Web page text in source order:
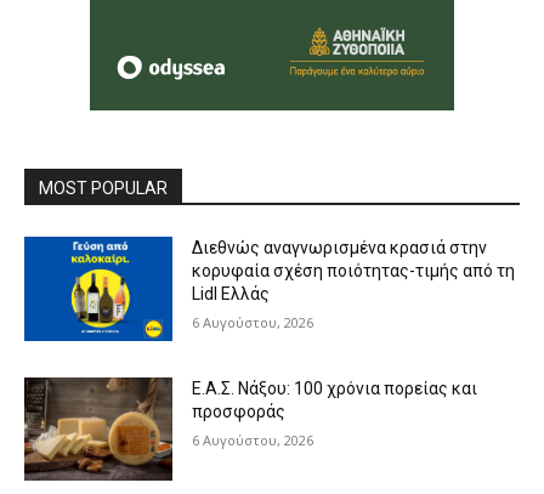
MOST POPULAR
Διεθνώς αναγνωρισμένα κρασιά στην
κορυφαία σχέση ποιότητας-τιμής από τη
Lidl Ελλάς
6 Αυγούστου, 2026
Ε.Α.Σ. Νάξου: 100 χρόνια πορείας και
προσφοράς
6 Αυγούστου, 2026